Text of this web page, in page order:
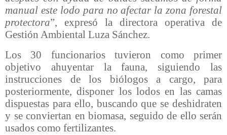
manual este lodo para no afectar la zona forestal
protectora”, expresó la directora operativa de
Gestión Ambiental Luza Sánchez.
Los 30 funcionarios tuvieron como primer
objetivo ahuyentar la fauna, siguiendo las
instrucciones de los biólogos a cargo, para
posteriormente, disponer los lodos en las camas
dispuestas para ello, buscando que se deshidraten
y se conviertan en biomasa, seguido de ello serán
usados como fertilizantes.